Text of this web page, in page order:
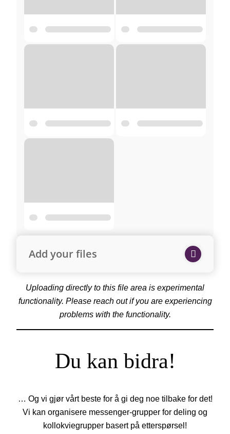
Add your files
Uploading directly to this file area is experimental
functionality. Please reach out if you are experiencing
problems with the functionality.
Du kan bidra!
… Og vi gjør vårt beste for å gi deg noe tilbake for det!
Vi kan organisere messenger-grupper for deling og
kollokviegrupper basert på etterspørsel!